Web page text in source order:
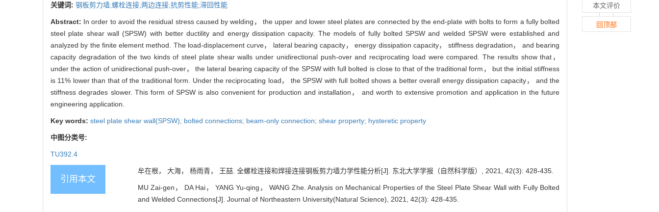
关键词: 钢板剪力墙;螺栓连接;两边连接;抗剪性能;滞回性能
Abstract: In order to avoid the residual stress caused by welding， the upper and lower steel plates are connected by the end-plate with bolts to form a fully bolted
steel plate shear wall (SPSW) with better ductility and energy dissipation capacity. The models of fully bolted SPSW and welded SPSW were established and
analyzed by the finite element method. The load-displacement curve， lateral bearing capacity， energy dissipation capacity， stiffness degradation， and bearing
capacity degradation of the two kinds of steel plate shear walls under unidirectional push-over and reciprocating load were compared. The results show that，
under the action of unidirectional push-over， the lateral bearing capacity of the SPSW with full bolted is close to that of the traditional form， but the initial stiffness
is 11% lower than that of the traditional form. Under the reciprocating load， the SPSW with full bolted shows a better overall energy dissipation capacity， and the
stiffness degrades slower. This form of SPSW is also convenient for production and installation， and worth to extensive promotion and application in the future
engineering application.
Key words: steel plate shear wall(SPSW); bolted connections; beam-only connection; shear property; hysteretic property
中图分类号:
TU392.4
引用本文
牟在根， 大海， 杨雨青， 王喆. 全螺栓连接和焊接连接钢板剪力墙力学性能分析[J]. 东北大学学报（自然科学版）, 2021, 42(3): 428-435.
MU Zai-gen， DA Hai， YANG Yu-qing， WANG Zhe. Analysis on Mechanical Properties of the Steel Plate Shear Wall with Fully Bolted
and Welded Connections[J]. Journal of Northeastern University(Natural Science), 2021, 42(3): 428-435.
本文评价
回顶部